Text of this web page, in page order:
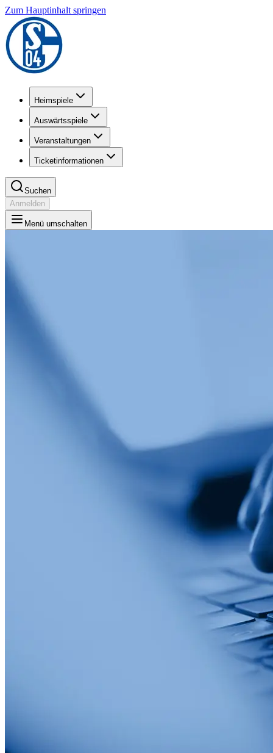
Zum Hauptinhalt springen
Heimspiele
Auswärtsspiele
Veranstaltungen
Ticketinformationen
Suchen
Anmelden
Menü umschalten